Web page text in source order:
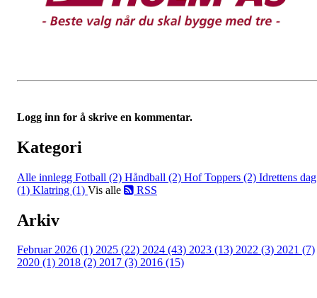
Logg inn for å skrive en kommentar.
Kategori
Alle innlegg Fotball (2) Håndball (2) Hof Toppers (2) Idrettens dag
(1) Klatring (1) Vis alle RSS
Arkiv
Februar 2026 (1) 2025 (22) 2024 (43) 2023 (13) 2022 (3) 2021 (7)
2020 (1) 2018 (2) 2017 (3) 2016 (15)